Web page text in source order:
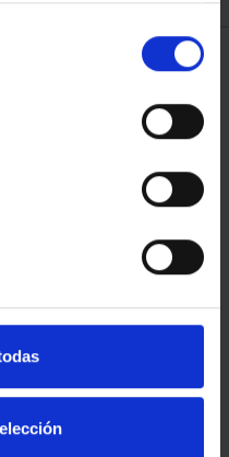
CAPITALES ESPAÑOLAS
73,00 €